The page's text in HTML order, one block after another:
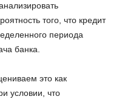
того, что кредит
периода
банка.
это как
условии, что